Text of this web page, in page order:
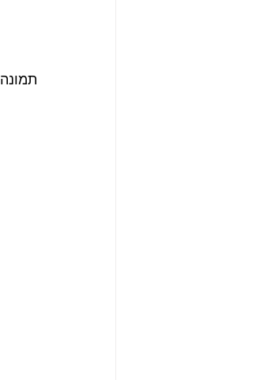
תמונה 3 - מושב הפתיחה החגיגי של הכנסת, 17.11.1969. מקור: אתר הכנסת. צילום: משה מילנר, לע"מ